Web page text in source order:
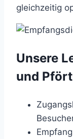
gleichzeitig
Unsere
und